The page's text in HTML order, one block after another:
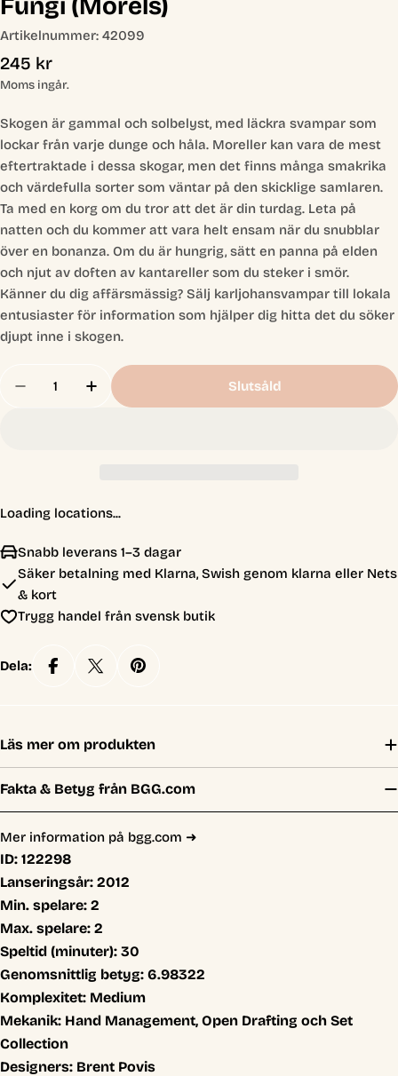
Artikelnummer: 42099
Ordinarie
pris
245 kr
Moms ingår.
Skogen är gammal och solbelyst, med läckra svampar som
lockar från varje dunge och håla. Moreller kan vara de mest
eftertraktade i dessa skogar, men det finns många smakrika
och värdefulla sorter som väntar på den skicklige samlaren.
Ta med en korg om du tror att det är din turdag. Leta på
natten och du kommer att vara helt ensam när du snubblar
över en bonanza. Om du är hungrig, sätt en panna på elden
och njut av doften av kantareller som du steker i smör.
Känner du dig affärsmässig? Sälj karljohansvampar till lokala
entusiaster för information som hjälper dig hitta det du söker
djupt inne i skogen.
Minska Antal För Fungi (Morels)
Öka Antal För Fungi (Morels)
Slutsåld
Loading locations...
Snabb leverans 1–3 dagar
Säker betalning med Klarna, Swish genom klarna eller Nets
& kort
Trygg handel från svensk butik
Dela:
Läs mer om produkten
Fakta & Betyg från BGG.com
Mer information på bgg.com ➜
ID: 122298
Lanseringsår: 2012
Min. spelare: 2
Max. spelare: 2
Speltid (minuter): 30
Genomsnittlig betyg: 6.98322
Komplexitet: Medium
Mekanik: Hand Management, Open Drafting och Set
Collection
Designers: Brent Povis